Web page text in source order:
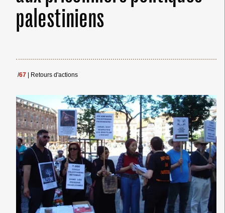
palestiniens
/67 Retours d'actions
← Merci ! →